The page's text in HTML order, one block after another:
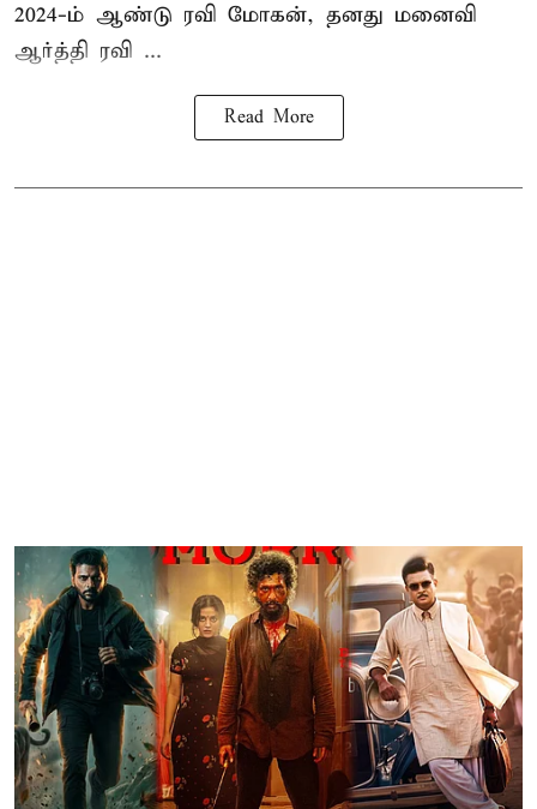
2024-ம் ஆண்டு ரவி மோகன், தனது மனைவி
ஆர்த்தி ரவி ...
Read More